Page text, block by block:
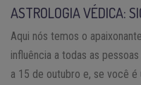
ASTROLOGIA VÉDICA:
Aqui nós temos o
influência a todas as
a 15 de outubro e, se você é